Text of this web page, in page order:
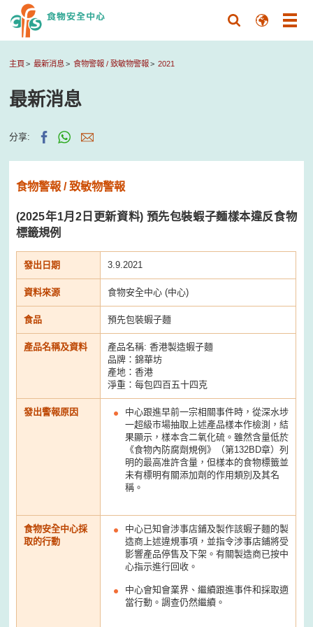
主頁 最新消息 食物警報 / 致敏物警報 2021
最新消息
分享:
食物警報 / 致敏物警報
(2025年1月2日更新資料) 預先包裝蝦子麵樣本違反食物
標籤規例
發出日期 3.9.2021
資料來源 食物安全中心 (中心)
食品 預先包裝蝦子麵
產品名稱及資料
產品名稱: 香港製造蝦子麵
品牌：錦華坊
產地：香港
淨重：每包四百五十四克
發出警報原因
中心跟進早前一宗相關事件時，從深水埗
一超級市場抽取上述產品樣本作檢測，結
果顯示，樣本含二氧化硫。雖然含量低於
《食物內防腐劑規例》（第132BD章）列
明的最高准許含量，但樣本的食物標籤並
未有標明有關添加劑的作用類別及其名
稱。
食物安全中心採
取的行動
中心已知會涉事店鋪及製作該蝦子麵的製
造商上述違規事項，並指令涉事店鋪將受
影響產品停售及下架。有關製造商已按中
心指示進行回收。
中心會知會業界、繼續跟進事件和採取適
當行動。調查仍然繼續。